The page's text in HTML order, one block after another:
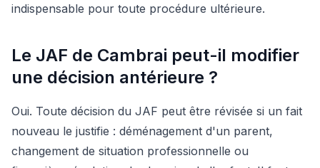
indispensable pour toute procédure ultérieure.
Le JAF de Cambrai peut-il modifier
une décision antérieure ?
Oui. Toute décision du JAF peut être révisée si un fait
nouveau le justifie : déménagement d'un parent,
changement de situation professionnelle ou